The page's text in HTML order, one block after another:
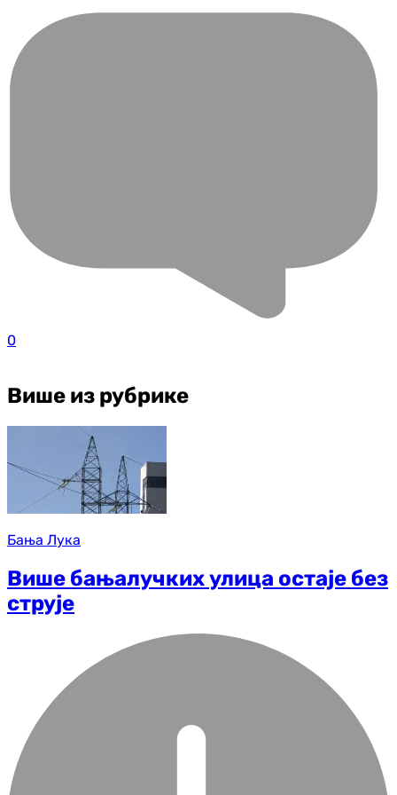
0
Више из рубрике
Бања Лука
Више бањалучких улица остаје без
струјe